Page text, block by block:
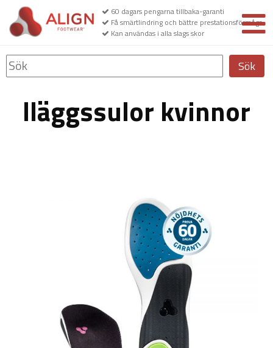
60 dagars pengarna tillbaka-garanti
Få smärtlindring och bättre prestationsförmåga
Kan användas i alla slags skor
Sök
Iläggssulor kvinnor